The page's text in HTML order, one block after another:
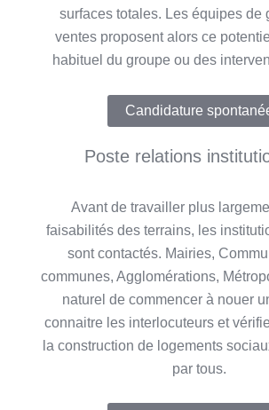
surfaces totales. Les équipes de
ventes proposent alors ce
habituel du groupe ou des
Candidature
Poste relations
Avant de travailler plus
faisabilités des terrains, les
sont contactés. Mairies,
communes, Agglomérations,
naturel de commencer à nouer
connaitre les interlocuteurs et
la construction de logements
par tous.